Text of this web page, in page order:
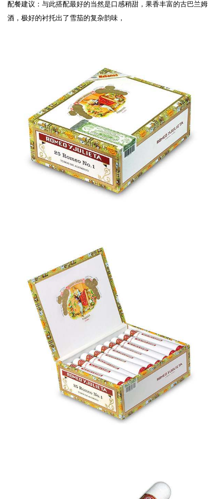
配餐建议：与此搭配最好的当然是口感稍甜，果香丰富的古巴兰姆
酒，极好的衬托出了雪茄的复杂韵味，